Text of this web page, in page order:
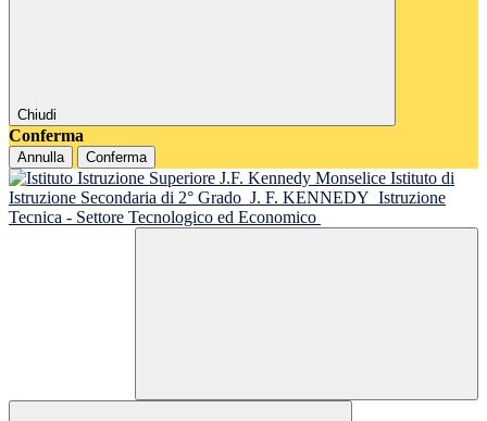
Chiudi
Conferma
Annulla Conferma
Istituto di
Istruzione Secondaria di 2° Grado J. F. KENNEDY Istruzione
Tecnica - Settore Tecnologico ed Economico